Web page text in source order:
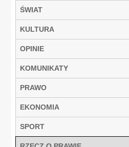
ŚWIAT
KULTURA
OPINIE
KOMUNIKATY
PRAWO
EKONOMIA
SPORT